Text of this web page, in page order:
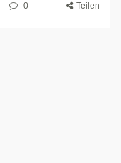
0 Teilen